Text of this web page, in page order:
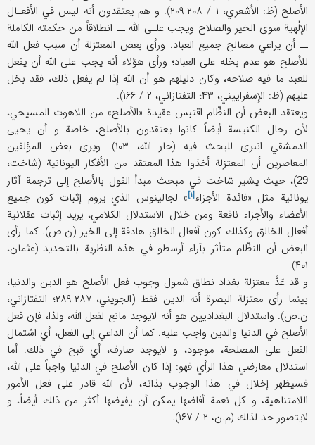
الأصلح (ظ: الأشعري، ۱ / ۲۰۸-۲۰۹). و هم يعتقدون أنه ليس في الأفعـال
الإلٰهية سوى الخير والصلاح ويجب علـى الله ــ انطلاقاً من حكمته الكاملة
ــ أن يراعي مصالح جميع العباد. ورأى بعض المعتزلة أن سبب فعل الله
للأصلح هو عدم بخله على العباد؛ ورأى هؤلاء أنه يجب على الله أن يفعل
للعبد ما فيه صلاحه، وكان دليلهم هو أن الله إذا لم يفعل ذلك، فقد بخل
عليهم (ظ: الإسفراييني، ۴۳؛ التفتازاني، ۲ / ۱۶۶).
ويعتقد البعض أن النظّام اقتبس عقيدة «الأصلح» من اللاهوت المسيحي،
لأن رجال الكنيسة أيضاً كانوا يعتقدون بالأصلح، خاصة و أن يحيى
الدمشقي انبرى للبحث فيه (جار الله، ۱۰۳). ويرى بعض المؤلفين
المعاصرين أن المعتزلة أخذوا هذا المعتقد من الأفكار اليونانية (شاخت،
29)، حيث يشير شاخت في مبحث مبدأ القول بالأصلح إلى ترجمة آثار
يونانية مثل «فائدة الأجزاء[۱] » لجالينوس الذي يروم إثبات كون جميع
الأعضاء والأجزاء نافعة ومن خلال الاستدلال الكلامي، يريد إثبات عقلانية
أفعال الخالق وكذلك كون أفعال الخالق هادفة إلى الخير (ن.ص). كما رأى
البعض أن النظّام متأثر بآراء أرسطو في هذه النظرية بالتحديد (عثمان،
۴۰۱).
و قد عَدَّ معتزلة بغداد نطاق شمول وجوب فعل الأصلح هو الدين والدنيا،
بينما رأى معتزلة البصرة أنه الدين فقط (الجويني، ۲۸۷-۲۸۹؛ التفتازاني،
ن.ص). واستدلال البغداديين هو أنه لايوجد مانع لفعل الله، ولذا، فإن فعل
الأصلح في الدنيا والدين واجب عليه. كما أن الداعي إلى الفعل، أي اشتمال
الفعل على المصلحة، موجود، و لايوجد صارف، أي قبح في ذلك. أما
استدلال معارضي هذا الرأي فهو: إذا كان الأصلح في الدنيا واجباً على الله،
فسيظهر إخلال في هذا الوجوب بذاته، لأن الله قادر على فعل الأمور
اللامتناهية، و كل نعمة أفاضها يمكن أن يفيضها أكثر من ذلك أيضاً، و
لايتصور حد لذلك (م.ن، ۲ / ۱۶۷).